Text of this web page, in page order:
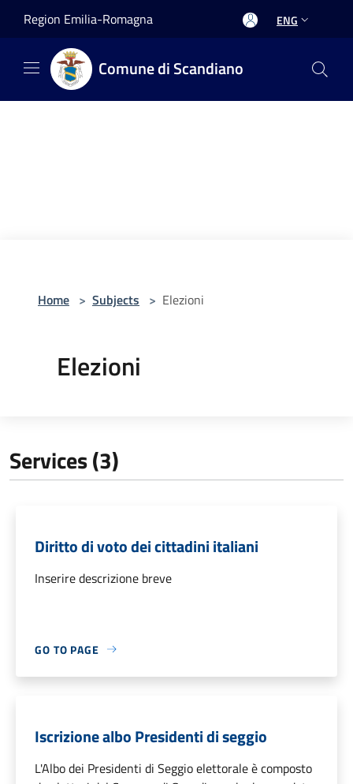
Region Emilia-Romagna ENG
Comune di Scandiano
Home > Subjects > Elezioni
Elezioni
Services (3)
Diritto di voto dei cittadini italiani
Inserire descrizione breve
GO TO PAGE
Iscrizione albo Presidenti di seggio
L'Albo dei Presidenti di Seggio elettorale è composto